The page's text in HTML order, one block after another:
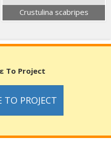
Crustulina scabripes
Το Project
PROJECT